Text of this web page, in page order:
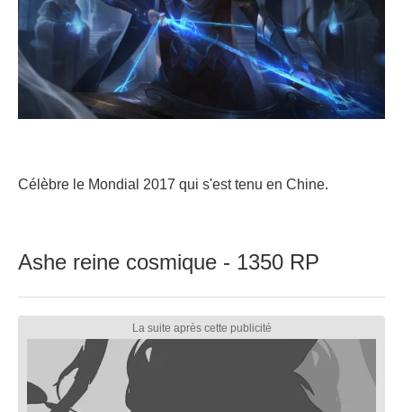
Célèbre le Mondial 2017 qui s'est tenu en Chine.
Ashe reine cosmique - 1350 RP